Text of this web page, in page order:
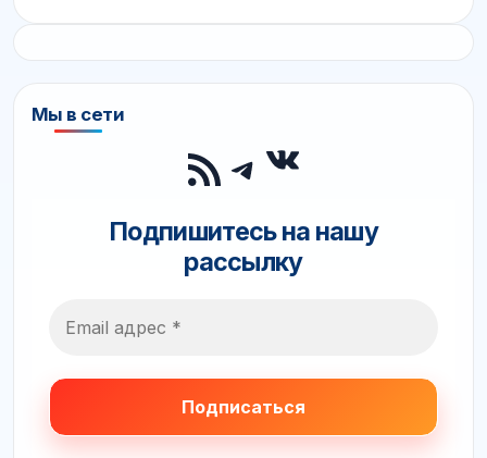
Мы в сети
RSS-лента
Telegram
ВКонтакте
Подпишитесь на нашу
рассылку